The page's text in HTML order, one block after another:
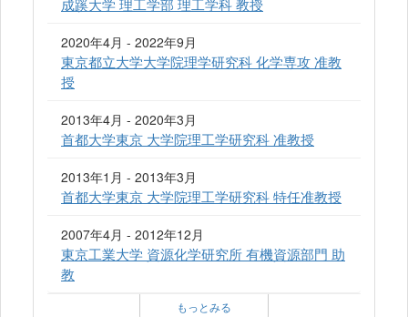
2020年4月 - 2022年9月
東京都立大学大学院理学研究科 化学専攻 准教
授
2013年4月 - 2020年3月
首都大学東京 大学院理工学研究科 准教授
2013年1月 - 2013年3月
首都大学東京 大学院理工学研究科 特任准教授
2007年4月 - 2012年12月
東京工業大学 資源化学研究所 有機資源部門 助
教
もっとみる